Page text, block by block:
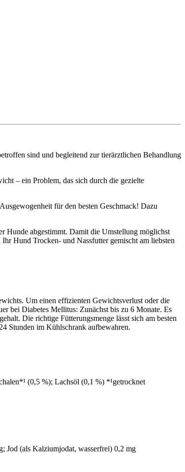
sind und begleitend zur tierärztlichen Behandlung
– ein Problem, das sich durch die gezielte
für den besten Geschmack! Dazu
Hunde abgestimmt. Damit die Umstellung möglichst
Hund Trocken- und Nassfutter gemischt am liebsten
Um einen effizienten Gewichtsverlust oder die
bei Diabetes Mellitus: Zunächst bis zu 6 Monate. Es
Die richtige Fütterungsmenge lässt sich am besten
Stunden im Kühlschrank aufbewahren.
(0,5 %); Lachsöl (0,1 %) *¹getrocknet
(als Kalziumjodat, wasserfrei) 0,2 mg